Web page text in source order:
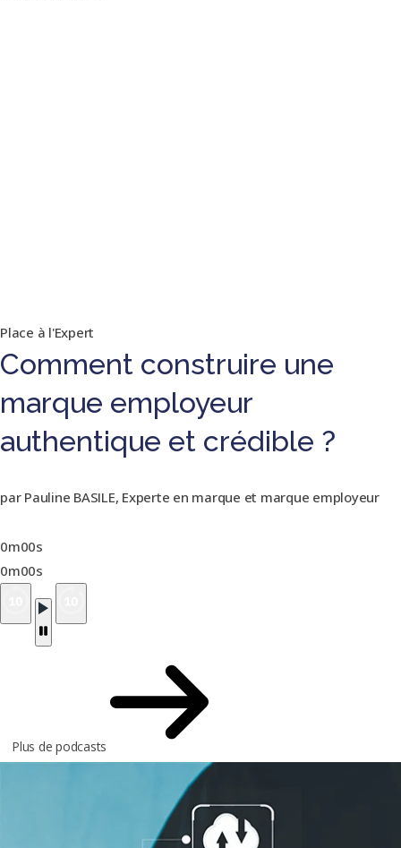
Place à l'Expert
Comment construire une
marque employeur
authentique et crédible ?
par Pauline BASILE, Experte en marque et marque employeur
0m00s
0m00s
Plus de podcasts